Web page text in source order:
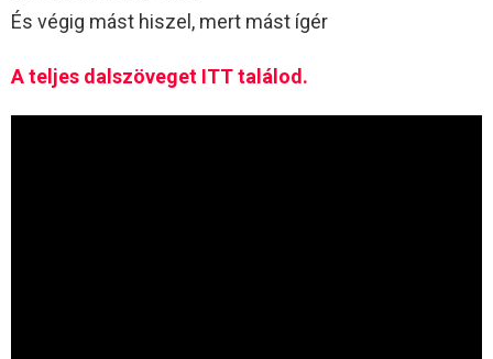
És végig mást hiszel, mert mást ígér
A teljes dalszöveget ITT találod.